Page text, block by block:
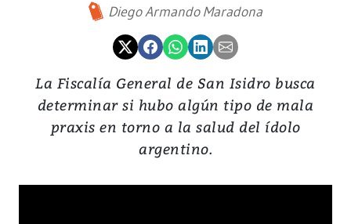
Diego Armando Maradona
La Fiscalía General de San Isidro busca
determinar si hubo algún tipo de mala
praxis en torno a la salud del ídolo
argentino.